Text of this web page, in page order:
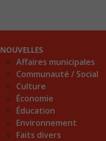
NOUVELLES
Affaires municipales
Communauté / Social
Culture
Économie
Éducation
Environnement
Faits divers